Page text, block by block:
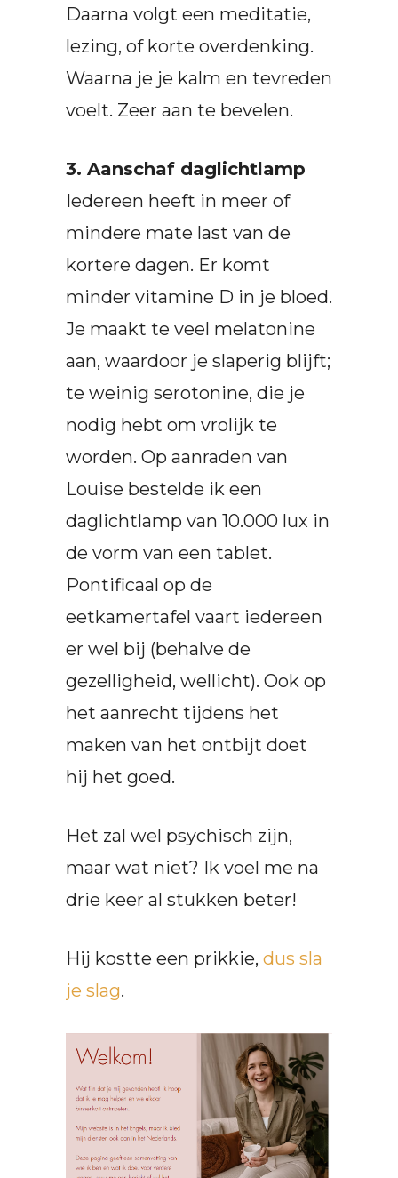
Daarna volgt een meditatie,
lezing, of korte overdenking.
Waarna je je kalm en tevreden
voelt. Zeer aan te bevelen.
3. Aanschaf daglichtlamp
Iedereen heeft in meer of
mindere mate last van de
kortere dagen. Er komt
minder vitamine D in je bloed.
Je maakt te veel melatonine
aan, waardoor je slaperig blijft;
te weinig serotonine, die je
nodig hebt om vrolijk te
worden. Op aanraden van
Louise bestelde ik een
daglichtlamp van 10.000 lux in
de vorm van een tablet.
Pontificaal op de
eetkamertafel vaart iedereen
er wel bij (behalve de
gezelligheid, wellicht). Ook op
het aanrecht tijdens het
maken van het ontbijt doet
hij het goed.
Het zal wel psychisch zijn,
maar wat niet? Ik voel me na
drie keer al stukken beter!
Hij kostte een prikkie, dus sla
je slag.